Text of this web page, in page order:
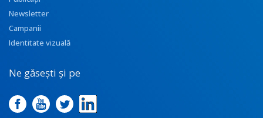
Newsletter
Campanii
Identitate vizuală
Ne găsești și pe